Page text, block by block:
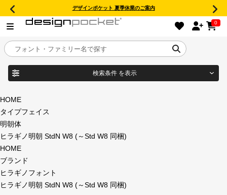
デザインポケット 夏季休業のご案内
0
目的別フォントガイド
特集
年間ライセンス商品
検索条件 を表示
商品名
フォント形式
HOME
タイプフェイス
明朝体
ヒラギノ明朝 StdN W8 (～Std W8 同梱)
HOME
ブランド
ヒラギノフォント
ヒラギノ明朝 StdN W8 (～Std W8 同梱)